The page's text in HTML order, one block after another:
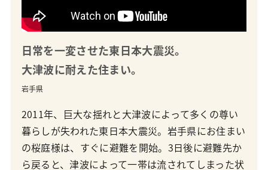
日常を一変させた東日本大震災。
大津波に耐えた住まい。
岩手県
2011年、巨大な揺れと大津波によって多くの尊い
暮らしが失われた東日本大震災。岩手県にお住まい
の桜庭様は、すぐに避難を開始。3日後に避難先か
ら戻ると、津波によって一帯は流されてしまった状